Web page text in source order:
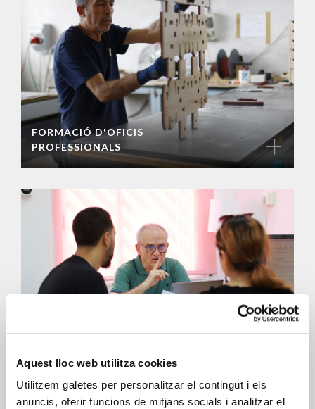
Aquest lloc web utilitza cookies
Utilitzem galetes per personalitzar el contingut i els
anuncis, oferir funcions de mitjans socials i analitzar el
FORMACIÓ D'OFICIS
PROFESSIONALS
+
ESPAIS DE CERCA DE FEINA +